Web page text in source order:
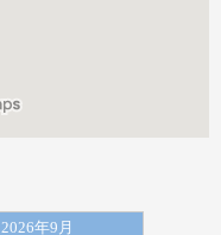
2026年9月